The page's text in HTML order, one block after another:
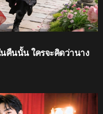
คืนนั้น ใครจะคิดว่านาง